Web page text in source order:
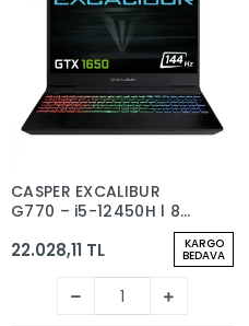
CASPER EXCALIBUR
G770 – i5-12450H | 8
GB RAM | 512 GB SSD |
GTX 1650
22.028,11 TL KARGO
BEDAVA